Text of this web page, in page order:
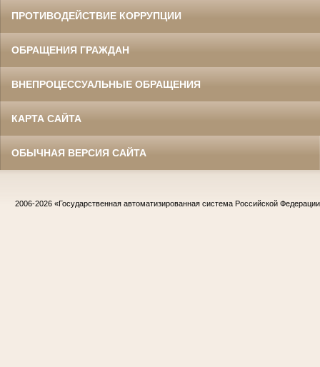
ПРОТИВОДЕЙСТВИЕ КОРРУПЦИИ
ОБРАЩЕНИЯ ГРАЖДАН
ВНЕПРОЦЕССУАЛЬНЫЕ ОБРАЩЕНИЯ
КАРТА САЙТА
ОБЫЧНАЯ ВЕРСИЯ САЙТА
2006-2026 «Государственная автоматизированная система Российской